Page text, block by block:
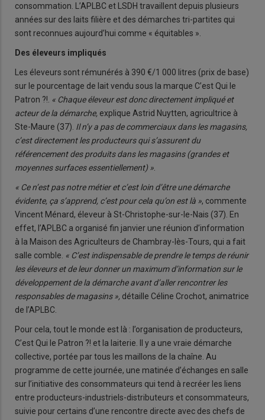
consommation. L’APLBC et LSDH travaillent depuis plusieurs
années sur des laits filière et des démarches tri-partites qui
sont reconnues aujourd’hui comme « équitables ».
Des éleveurs impliqués
Les éleveurs sont rémunérés à 390 €/1 000 litres (prix de base)
sur le pourcentage de lait vendu sous la marque C’est Qui le
Patron ?!. « Chaque éleveur est donc directement impliqué et
acteur de la démarche, explique Astrid Nuytten, agricultrice à
Ste-Maure (37). Il n’y a pas de commerciaux dans les magasins,
c’est directement les producteurs qui s’assurent du
référencement des produits dans les magasins (grandes et
moyennes surfaces essentiellement) »
« Ce n’est pas notre métier et c’est loin d’être une démarche
évidente, ça s’apprend, c’est pour cela qu’on est là », commente
Vincent Ménard, éleveur à St-Christophe-sur-le-Nais (37). En
effet, l’APLBC a organisé fin janvier une réunion d’information
à la Maison des Agriculteurs de Chambray-lès-Tours, qui a fait
salle comble. « C’est indispensable de prendre le temps de réunir
les éleveurs et de leur donner un maximum d’information sur le
développement de la démarche avant d’aller rencontrer les
responsables de magasins », détaille Céline Crochot, animatrice
de l’APLBC.
Pour cela, tout le monde est là : l’organisation de producteurs,
C’est Qui le Patron ?! et la laiterie. Il y a une vraie démarche
collective, portée par tous les maillons de la chaîne. Au
programme de cette journée, une matinée d’échanges en salle
sur l’initiative des consommateurs qui tend à recréer les liens
entre producteurs-industriels-distributeurs et consommateurs,
suivie pour certains d’une rencontre directe avec des chefs de